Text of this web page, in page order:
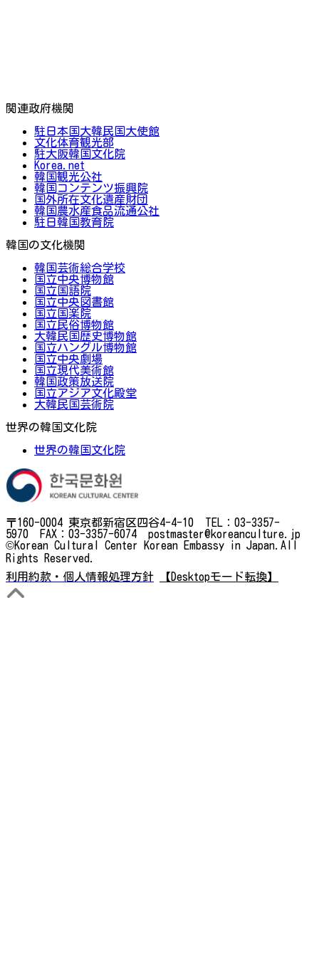
関連政府機関
駐日本国大韓民国大使館
文化体育観光部
駐大阪韓国文化院
Korea.net
韓国観光公社
韓国コンテンツ振興院
国外所在文化遺産財団
韓国農水産食品流通公社
駐日韓国教育院
韓国の文化機関
韓国芸術総合学校
国立中央博物館
国立国語院
国立中央図書館
国立国楽院
国立民俗博物館
大韓民国歴史博物館
国立ハングル博物館
国立中央劇場
国立現代美術館
韓国政策放送院
国立アジア文化殿堂
大韓民国芸術院
世界の韓国文化院
世界の韓国文化院
〒160-0004 東京都新宿区四谷4-4-10 TEL：03-3357-
5970 FAX：03-3357-6074 postmaster@koreanculture.jp
©Korean Cultural Center Korean Embassy in Japan.All
Rights Reserved.
利用約款・個人情報処理方針
【Desktopモード転換】